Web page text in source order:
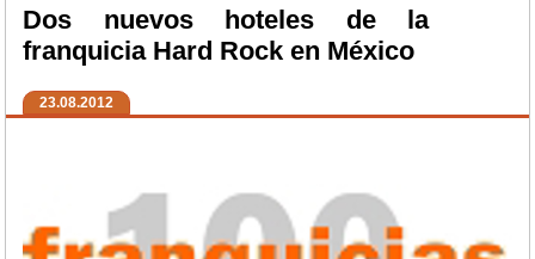
Dos nuevos hoteles de la
franquicia Hard Rock en México
23.08.2012